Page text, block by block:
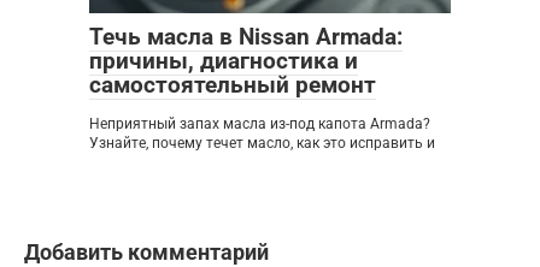
Течь масла в Nissan Armada:
причины, диагностика и
самостоятельный ремонт
Неприятный запах масла из-под капота Armada?
Узнайте, почему течет масло, как это исправить и
Добавить комментарий